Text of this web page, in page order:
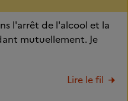
l'arrêt de l'alcool et la
mutuellement. Je
Lire le fil